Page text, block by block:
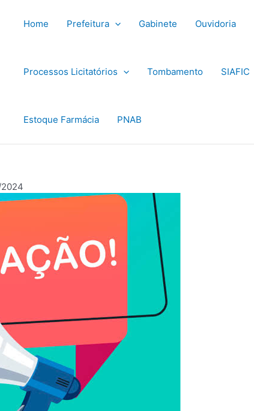
Home Prefeitura Gabinete Ouvidoria
Processos Licitatórios Tombamento SIAFIC
Estoque Farmácia PNAB